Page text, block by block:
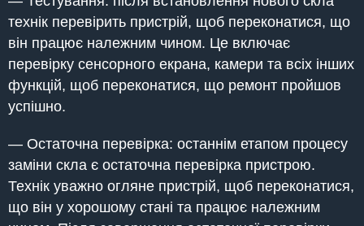
технік перевірить пристрій, щоб переконатися, що
він працює належним чином. Це включає
перевірку сенсорного екрана, камери та всіх інших
функцій, щоб переконатися, що ремонт пройшов
успішно.
— Остаточна перевірка: останнім етапом процесу
заміни скла є остаточна перевірка пристрою.
Технік уважно огляне пристрій, щоб переконатися,
що він у хорошому стані та працює належним